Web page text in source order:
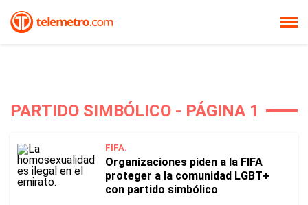
PARTIDO SIMBÓLICO - PÁGINA 1
FIFA.
Organizaciones piden a la FIFA
proteger a la comunidad LGBT+
con partido simbólico